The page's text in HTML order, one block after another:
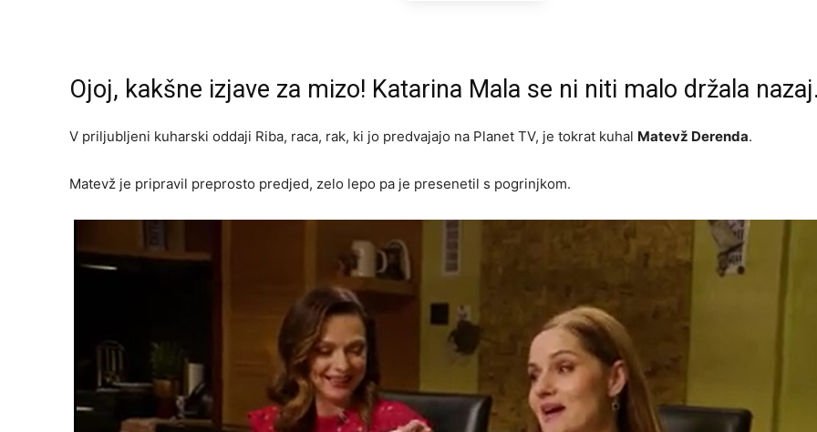
Ojoj, kakšne izjave za mizo! Katarina Mala se ni niti malo držala
V priljubljeni kuharski oddaji Riba, raca, rak, ki jo predvajajo na Planet TV, je tokrat kuhal Matevž Derenda.
Matevž je pripravil preprosto predjed, zelo lepo pa je presenetil s pogrinjkom.